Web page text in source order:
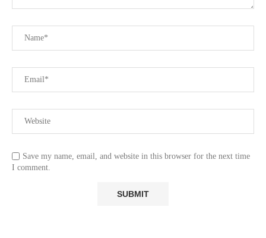
Save my name, email, and website in this browser for the next time
I comment.